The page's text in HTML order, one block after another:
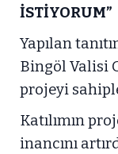
İSTİYORUM”
Yapılan
Bingöl Valisi
projeyi
Katılımın
inancını